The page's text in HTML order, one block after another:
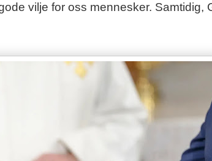
vilje for oss mennesker. Samtidig,